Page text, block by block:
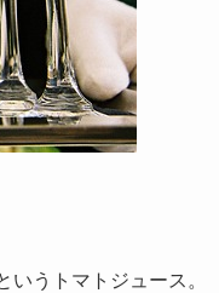
うトマトジュース。